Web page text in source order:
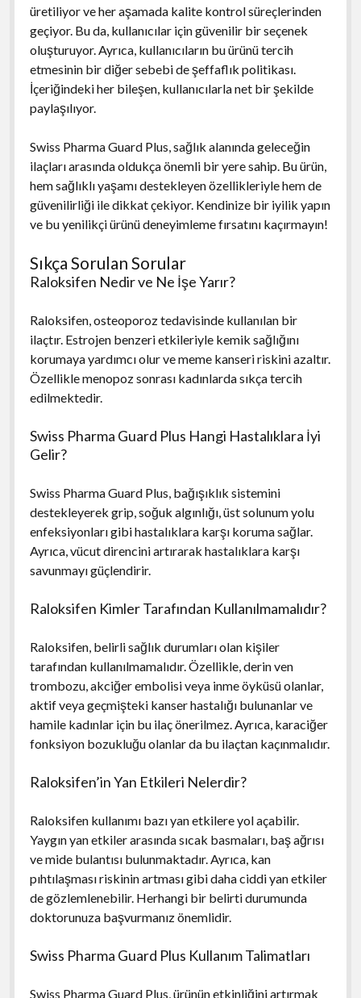
üretiliyor ve her aşamada kalite kontrol süreçlerinden
geçiyor. Bu da, kullanıcılar için güvenilir bir seçenek
oluşturuyor. Ayrıca, kullanıcıların bu ürünü tercih
etmesinin bir diğer sebebi de şeffaflık politikası.
İçeriğindeki her bileşen, kullanıcılarla net bir şekilde
paylaşılıyor.
Swiss Pharma Guard Plus, sağlık alanında geleceğin
ilaçları arasında oldukça önemli bir yere sahip. Bu ürün,
hem sağlıklı yaşamı destekleyen özellikleriyle hem de
güvenilirliği ile dikkat çekiyor. Kendinize bir iyilik yapın
ve bu yenilikçi ürünü deneyimleme fırsatını kaçırmayın!
Sıkça Sorulan Sorular
Raloksifen Nedir ve Ne İşe Yarır?
Raloksifen, osteoporoz tedavisinde kullanılan bir
ilaçtır. Estrojen benzeri etkileriyle kemik sağlığını
korumaya yardımcı olur ve meme kanseri riskini azaltır.
Özellikle menopoz sonrası kadınlarda sıkça tercih
edilmektedir.
Swiss Pharma Guard Plus Hangi Hastalıklara İyi
Gelir?
Swiss Pharma Guard Plus, bağışıklık sistemini
destekleyerek grip, soğuk algınlığı, üst solunum yolu
enfeksiyonları gibi hastalıklara karşı koruma sağlar.
Ayrıca, vücut direncini artırarak hastalıklara karşı
savunmayı güçlendirir.
Raloksifen Kimler Tarafından Kullanılmamalıdır?
Raloksifen, belirli sağlık durumları olan kişiler
tarafından kullanılmamalıdır. Özellikle, derin ven
trombozu, akciğer embolisi veya inme öyküsü olanlar,
aktif veya geçmişteki kanser hastalığı bulunanlar ve
hamile kadınlar için bu ilaç önerilmez. Ayrıca, karaciğer
fonksiyon bozukluğu olanlar da bu ilaçtan kaçınmalıdır.
Raloksifen’in Yan Etkileri Nelerdir?
Raloksifen kullanımı bazı yan etkilere yol açabilir.
Yaygın yan etkiler arasında sıcak basmaları, baş ağrısı
ve mide bulantısı bulunmaktadır. Ayrıca, kan
pıhtılaşması riskinin artması gibi daha ciddi yan etkiler
de gözlemlenebilir. Herhangi bir belirti durumunda
doktorunuza başvurmanız önemlidir.
Swiss Pharma Guard Plus Kullanım Talimatları
Swiss Pharma Guard Plus, ürünün etkinliğini artırmak